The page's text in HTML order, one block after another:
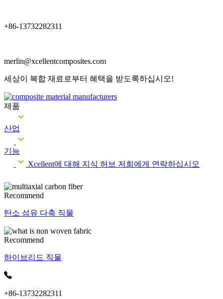
+86-13732282311
merlin@xcellentcomposites.com
세상이 복합 재료로부터 혜택을 받도록하십시오!
제품
산업
기능
Xcellent에 대해 지식 허브 저희에게 연락하십시오
Recommend
탄소 섬유 다축 직물
Recommend
하이브리드 직물
+86-13732282311